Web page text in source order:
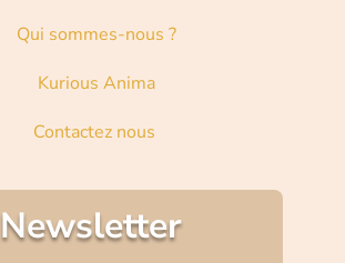
Qui sommes-nous ?
Kurious Anima
Contactez nous
Newsletter